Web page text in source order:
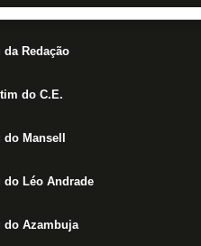
da Redação
do C.E.
do Mansell
do Léo Andrade
do Azambuja
Botafogo TV e
mais’